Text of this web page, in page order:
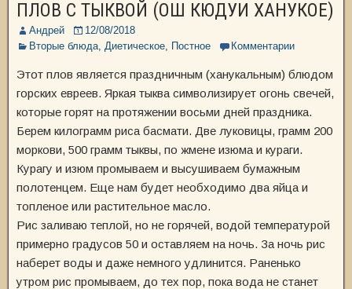
ПЛОВ С ТЫКВОЙ (ОШ КЮДУИ ХАНУКОЕ)
Андрей
12/08/2018
Вторые блюда, Диетическое, Постное Комментарии
Этот плов является праздничным (ханукальным) блюдом
горских евреев. Яркая тыква символизирует огонь свечей,
которые горят на протяжении восьми дней праздника.
Берем килограмм риса басмати. Две луковицы, грамм 200
моркови, 500 грамм тыквы, по жмене изюма и кураги.
Курагу и изюм промываем и высушиваем бумажным
полотенцем. Еще нам будет необходимо два яйца и
топленое или растительное масло.
Рис заливаю теплой, но не горячей, водой температурой
примерно градусов 50 и оставляем на ночь. За ночь рис
наберет воды и даже немного удлинится. Раненько
утром рис промываем, до тех пор, пока вода не станет